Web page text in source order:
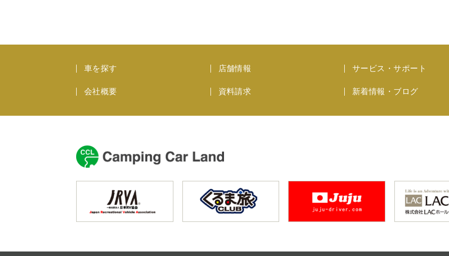
車を探す
会社概要
店舗情報
資料請求
サービス・サポート
新着情報・ブログ